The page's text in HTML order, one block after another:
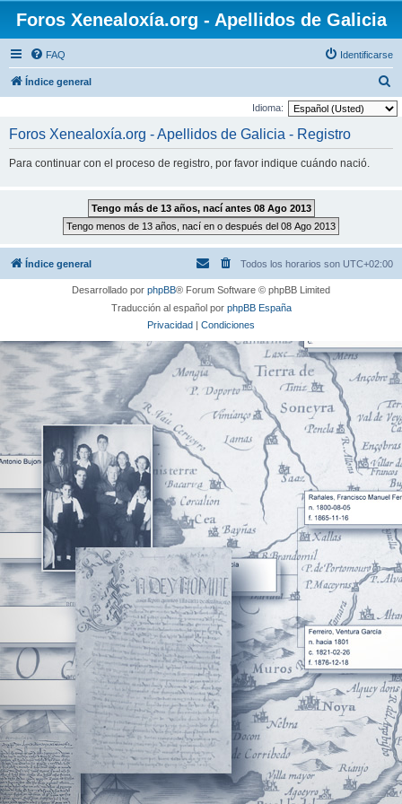
Foros Xenealoxía.org - Apellidos de Galicia
FAQ Identificarse
Índice general
u
Idioma:
Foros Xenealoxía.org - Apellidos de Galicia - Registro
Para continuar con el proceso de registro, por favor indique cuándo nació.
Índice general Todos los horarios son UTC+02:00
Desarrollado por phpBB® Forum Software © phpBB Limited
Traducción al español por phpBB España
Privacidad | Condiciones